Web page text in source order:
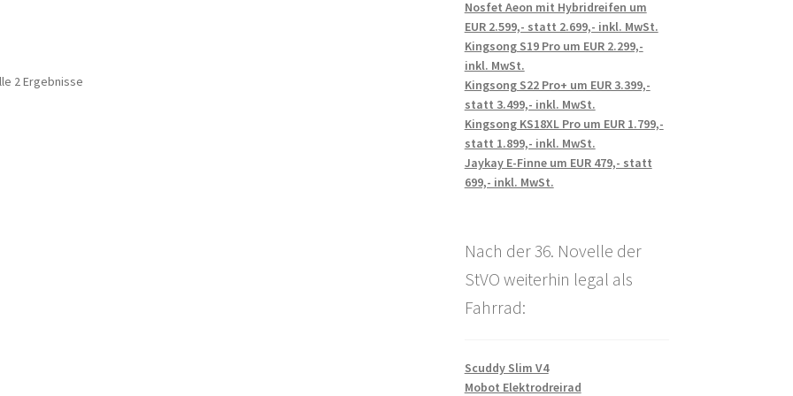
2 Ergebnisse
Nosfet Aeon mit Hybridreifen um
EUR 2.599,- statt 2.699,- inkl. MwSt.
Kingsong S19 Pro um EUR 2.299,-
inkl. MwSt.
Kingsong S22 Pro+ um EUR 3.399,-
statt 3.499,- inkl. MwSt.
Kingsong KS18XL Pro um EUR 1.799,-
statt 1.899,- inkl. MwSt.
Jaykay E-Finne um EUR 479,- statt
699,- inkl. MwSt.
Nach der 36. Novelle der
StVO weiterhin legal als
Fahrrad:
Scuddy Slim V4
Mobot Elektrodreirad